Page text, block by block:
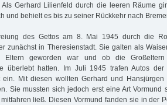
Als Gerhard Lilienfeld durch die leeren Räume
und behielt es bis zu seiner Rückkehr nach
des Gettos am 8. Mai 1945 durch die
zunächst in Theresienstadt. Sie galten als
Eltern geworden war und ob die Großeltern
überlebt hatten. Im Juli 1945 trafen Autos
ein. Mit diesen wollten Gerhard und
Sie mussten sich jedoch erst eine Art Vormund
ließ. Diesen Vormund fanden sie in der